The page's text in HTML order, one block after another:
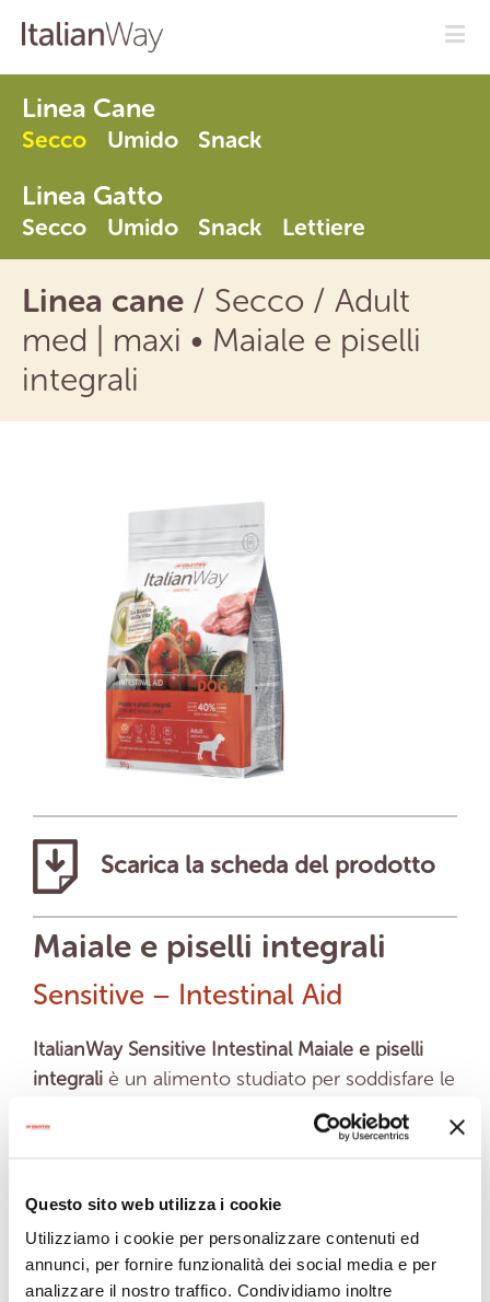
Questo sito web utilizza i cookie
Utilizziamo i cookie per personalizzare contenuti ed
annunci, per fornire funzionalità dei social media e per
analizzare il nostro traffico. Condividiamo inoltre
Linea Cane
Secco Umido Snack
Linea Gatto
Secco Umido Snack Lettiere
Linea cane / Secco / Adult
med | maxi • Maiale e piselli
integrali
Scarica la scheda del prodotto
Maiale e piselli integrali
Sensitive – Intestinal Aid
ItalianWay Sensitive Intestinal Maiale e piselli
integrali è un alimento studiato per soddisfare le
esigenze dei cani con intestini delicati.
La presenza di pura lignocellulosa Arbocel® e i
flora intestinale.
Formula gluten free con un ridotto apporto di
carboidrati grazie alla presenza del 40% di
maiale che garantisce il principale apporto